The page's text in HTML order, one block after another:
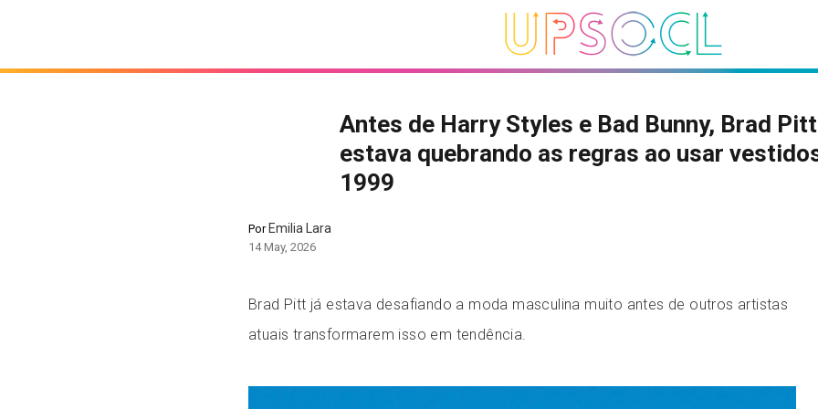
Antes de Harry Styles e Bad Bunny, Brad
estava quebrando as regras ao usar
1999
PorEmilia Lara
14 May, 2026
Brad Pitt já estava desafiando a moda masculina muito antes de outros artistas
atuais transformarem isso em tendência.